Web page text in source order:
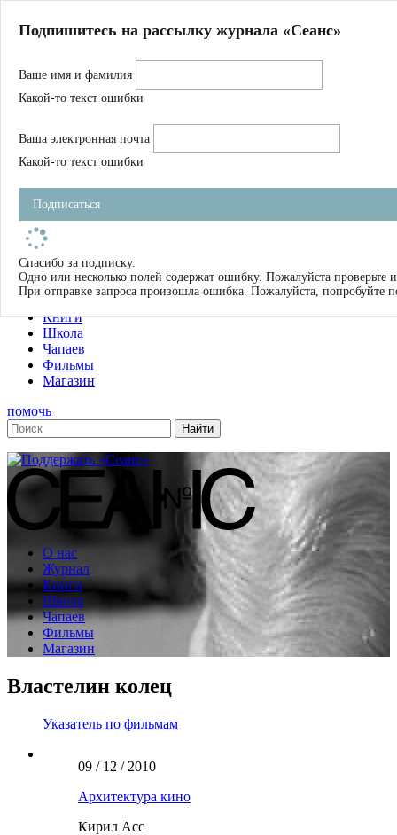
Магазин
Журнал
Школа
Устав
Фильмы
Имена
Тэги
О нас
Журнал
Книги
Школа
Чапаев
Фильмы
Магазин
помочь
О нас
Журнал
Книги
Школа
Чапаев
Фильмы
Магазин
Властелин колец
Указатель по фильмам
09 / 12 / 2010
Архитектура кино
Кирил Асс
Подпишитесь на рассылку журнала «Сеанс»
Ваше имя и фамилия
Какой-то текст ошибки
Ваша электронная почта
Какой-то текст ошибки
Подписаться
Спасибо за подписку.
Одно или несколько полей содержат ошибку. Пожалуйста проверьте
При отправке запроса произошла ошибка. Пожалуйста, попробуйте